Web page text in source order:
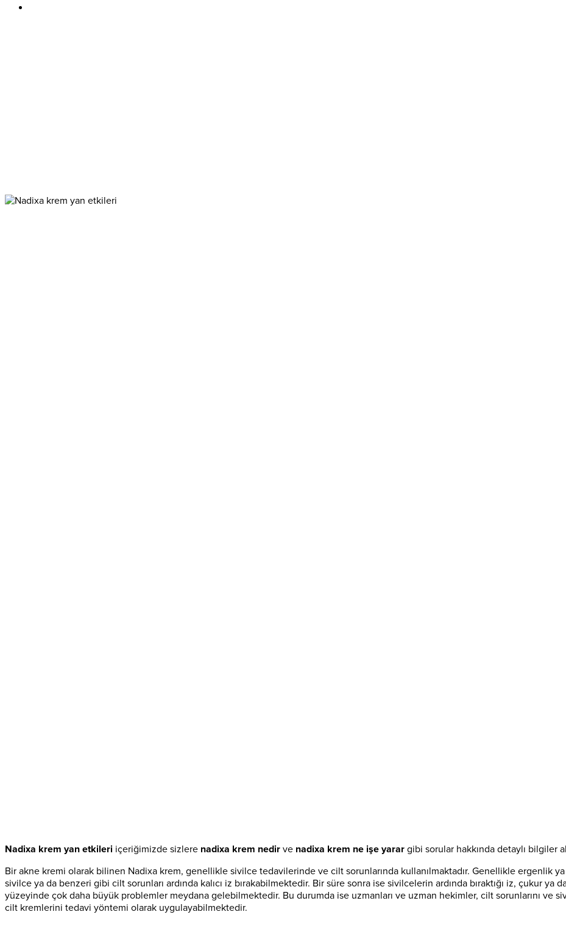
Nadixa krem yan etkileri içeriğimizde sizlere nadixa krem nedir ve nadixa krem ne işe yarar gibi sorular hakkında detaylı bilgiler
Bir akne kremi olarak bilinen Nadixa krem, genellikle sivilce tedavilerinde ve cilt sorunlarında kullanılmaktadır. Genellikle ergenlik
sivilce ya da benzeri gibi cilt sorunları ardında kalıcı iz bırakabilmektedir. Bir süre sonra ise sivilcelerin ardında bıraktığı iz, çukur
yüzeyinde çok daha büyük problemler meydana gelebilmektedir. Bu durumda ise uzmanları ve uzman hekimler, cilt sorunlarını
cilt kremlerini tedavi yöntemi olarak uygulayabilmektedir.